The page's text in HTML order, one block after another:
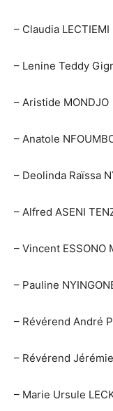
– Claudia LECTIEMI
– Lenine Teddy
– Aristide MONDJO
– Anatole
– Deolinda Raïssa
– Alfred ASENI
– Vincent ESSONO
– Pauline
– Révérend André
– Révérend
– Marie Ursule